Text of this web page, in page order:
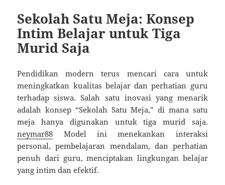
Sekolah Satu Meja: Konsep
Intim Belajar untuk Tiga
Murid Saja
Pendidikan modern terus mencari cara untuk
meningkatkan kualitas belajar dan perhatian guru
terhadap siswa. Salah satu inovasi yang menarik
adalah konsep “Sekolah Satu Meja,” di mana satu
meja hanya digunakan untuk tiga murid saja.
neymar88 Model ini menekankan interaksi
personal, pembelajaran mendalam, dan perhatian
penuh dari guru, menciptakan lingkungan belajar
yang intim dan efektif.